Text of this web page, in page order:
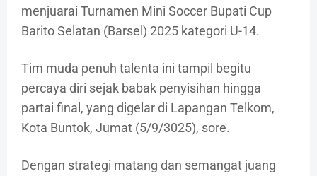
menjuarai Turnamen Mini Soccer Bupati Cup
Barito Selatan (Barsel) 2025 kategori U-14.
Tim muda penuh talenta ini tampil begitu
percaya diri sejak babak penyisihan hingga
partai final, yang digelar di Lapangan Telkom,
Kota Buntok, Jumat (5/9/3025), sore.
Dengan strategi matang dan semangat juang